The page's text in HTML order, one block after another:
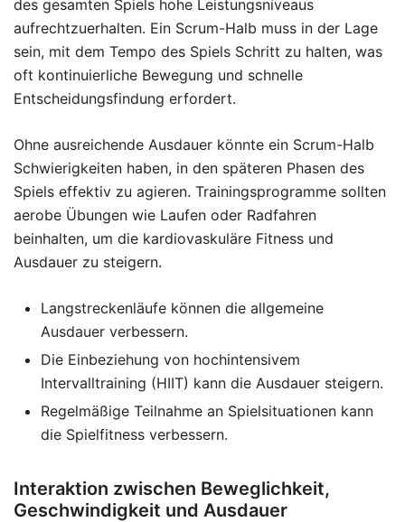
des gesamten Spiels hohe Leistungsniveaus
aufrechtzuerhalten. Ein Scrum-Halb muss in der Lage
sein, mit dem Tempo des Spiels Schritt zu halten, was
oft kontinuierliche Bewegung und schnelle
Entscheidungsfindung erfordert.
Ohne ausreichende Ausdauer könnte ein Scrum-Halb
Schwierigkeiten haben, in den späteren Phasen des
Spiels effektiv zu agieren. Trainingsprogramme sollten
aerobe Übungen wie Laufen oder Radfahren
beinhalten, um die kardiovaskuläre Fitness und
Ausdauer zu steigern.
Langstreckenläufe können die allgemeine
Ausdauer verbessern.
Die Einbeziehung von hochintensivem
Intervalltraining (HIIT) kann die Ausdauer steigern.
Regelmäßige Teilnahme an Spielsituationen kann
die Spielfitness verbessern.
Interaktion zwischen Beweglichkeit,
Geschwindigkeit und Ausdauer